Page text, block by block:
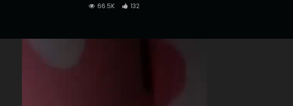
66.5K 132